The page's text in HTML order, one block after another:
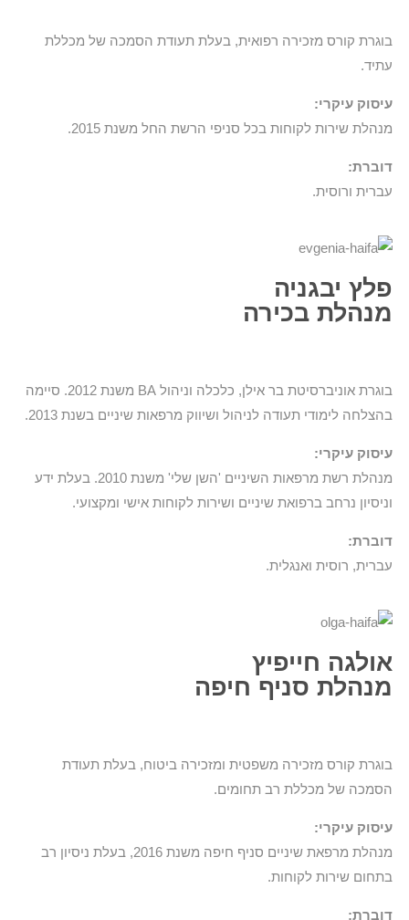
בוגרת קורס מזכירה רפואית, בעלת תעודת הסמכה של מכללת
עתיד.
עיסוק עיקרי:
מנהלת שירות לקוחות בכל סניפי הרשת החל משנת 2015.
דוברת:
עברית ורוסית.
פלץ יבגניה
מנהלת בכירה
בוגרת אוניברסיטת בר אילן, כלכלה וניהול BA משנת 2012. סיימה
בהצלחה לימודי תעודה לניהול ושיווק מרפאות שיניים בשנת 2013.
עיסוק עיקרי:
מנהלת רשת מרפאות השיניים 'השן שלי' משנת 2010. בעלת ידע
וניסיון נרחב ברפואת שיניים ושירות לקוחות אישי ומקצועי.
דוברת:
עברית, רוסית ואנגלית.
אולגה חייפיץ
מנהלת סניף חיפה
בוגרת קורס מזכירה משפטית ומזכירה ביטוח, בעלת תעודת
הסמכה של מכללת רב תחומים.
עיסוק עיקרי:
מנהלת מרפאת שיניים סניף חיפה משנת 2016, בעלת ניסיון רב
בתחום שירות לקוחות.
דוברת: